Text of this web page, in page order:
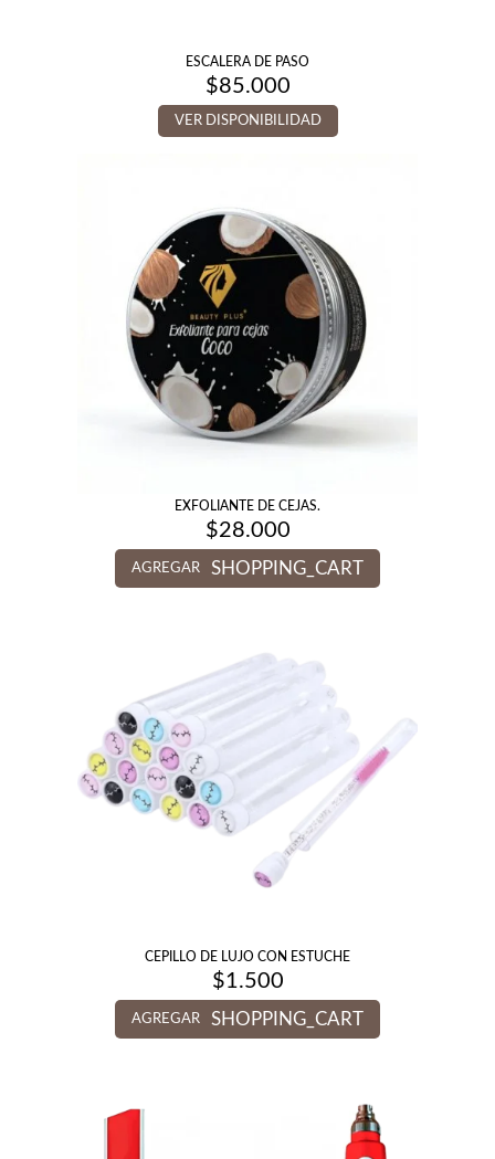
ESCALERA DE PASO
$85.000
VER DISPONIBILIDAD
EXFOLIANTE DE CEJAS.
$28.000
AGREGAR SHOPPING_CART
CEPILLO DE LUJO CON ESTUCHE
$1.500
AGREGAR SHOPPING_CART